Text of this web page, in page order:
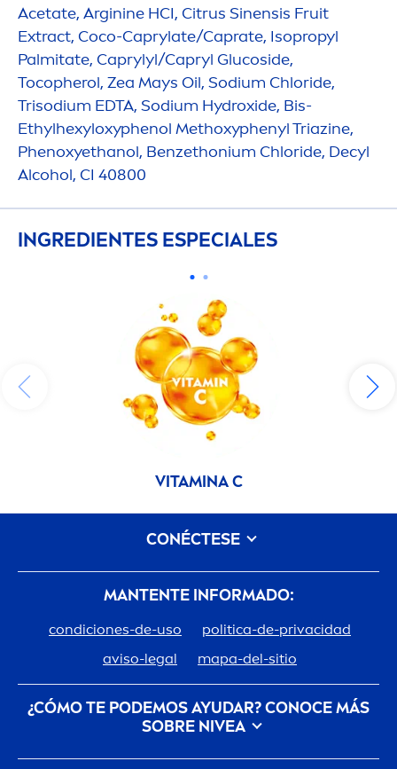
Acetate, Arginine HCI, Citrus Sinensis Fruit
Extract, Coco-Caprylate/Caprate, Isopropyl
Palmitate, Caprylyl/Capryl Glucoside,
Tocopherol, Zea Mays Oil, Sodium Chloride,
Trisodium EDTA, Sodium Hydroxide, Bis-
Ethylhexyloxyphenol Methoxyphenyl Triazine,
Phenoxyethanol, Benzethonium Chloride, Decyl
Alcohol, CI 40800
INGREDIENTES ESPECIALES
VITAMINA C
MANTENTE INFORMADO:
condiciones-de-uso
politica-de-privacidad
aviso-legal
mapa-del-sitio
¿CÓMO TE PODEMOS AYUDAR? CONOCE MÁS
SOBRE NIVEA
Descubre la Historia de tu marca de confianza
CONÉCTESE